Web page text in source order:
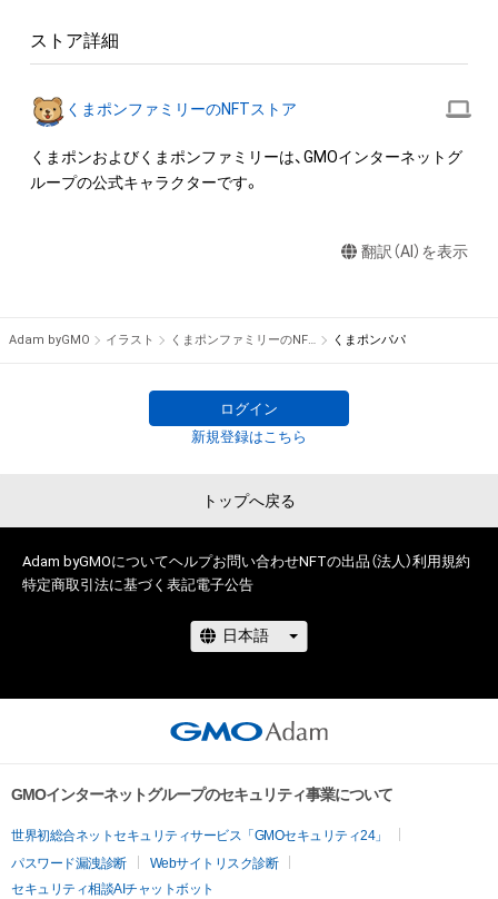
・本アイテムに関する創作物（画像および映像、音楽、商標または
産権（著作権、特許権、実用新案権、商標権、意匠権その他の知的
財産権（それらの権利を取得し、又はそれらの権利につき登録等
を出願する権利を含みます。）を意味します。）は、本アイテムの
作成者または第三者のライセンス保有者によって保護されてい
変、配布、逆コンパイル、リバースエンジニアリングを含みます
に反する利用またはその恐れのある利用など、本アイテムの作
成者または第三者のライセンス保有者が不適切であると判断し
保有、その他第三者が損害を被った場合、その損害がいかなる原
者のライセンス保有者は、何らの法的責任も負わないものとし
ます。
者及び売却者に対して請求するものとします。
ストア詳細
くまポンファミリーのNFTストア
くまポンおよびくまポンファミリーは、GMOインターネットグ
ループの公式キャラクターです。
翻訳（AI）を表示
Adam byGMO イラスト くまポンファミリーのNFTストア くまポンパパ
ログイン
新規登録はこちら
トップへ戻る
Adam byGMOについてヘルプお問い合わせNFTの出品（法人）利用規約
特定商取引法に基づく表記電子公告
GMOインターネットグループのセキュリティ事業について
世界初総合ネットセキュリティサービス「GMOセキュリティ24」
パスワード漏洩診断
Webサイトリスク診断
セキュリティ相談AIチャットボット